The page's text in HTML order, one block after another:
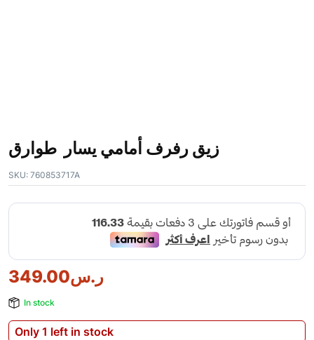
زيق رفرف أمامي يسار طوارق
SKU: 760853717A
ر.س349.00
In stock
Only 1 left in stock